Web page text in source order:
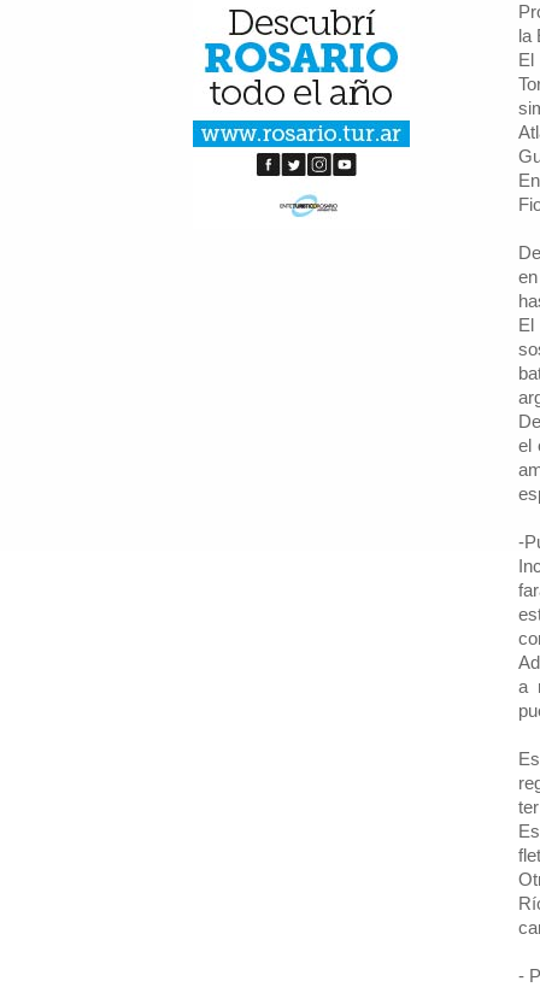
la
El
El
el
-
a
-